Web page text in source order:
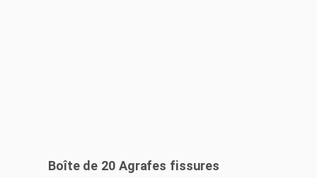
Boîte de 20 Agrafes fissures